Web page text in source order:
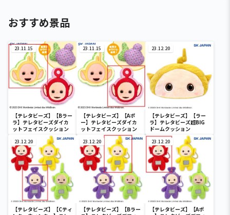
おすすめ景品
23.11.15
【テレタビーズ】【Bラー
ラ】テレタビーズダイカ
ットフェイスクッション
23.11.15
【テレタビーズ】【Aポ
ー】テレタビーズダイカ
ットフェイスクッション
23.12.20
【テレタビーズ】【ラー
ラ】テレタビーズ超BIG
ドームクッション
23.12.20
【テレタビーズ】【Cティ
23.12.20
【テレタビーズ】【Bラー
23.12.20
【テレタビーズ】【Aポ